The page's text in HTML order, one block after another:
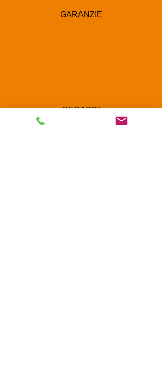
GARANZIE
RECAPITI